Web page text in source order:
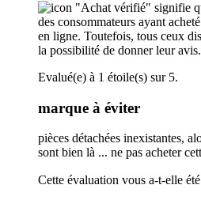
"Achat vérifié" signifie
des consommateurs ayant
en ligne. Toutefois, tous ceux
la possibilité de donner leur avis.
Evalué(e) à 1 étoile(s) sur 5.
marque à éviter
pièces détachées inexistantes,
sont bien là ... ne pas acheter
Cette évaluation vous a-t-elle